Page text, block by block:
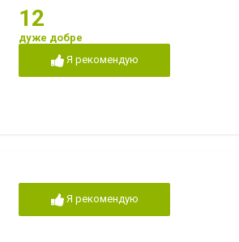
12
дуже добре
Я рекомендую
Я рекомендую